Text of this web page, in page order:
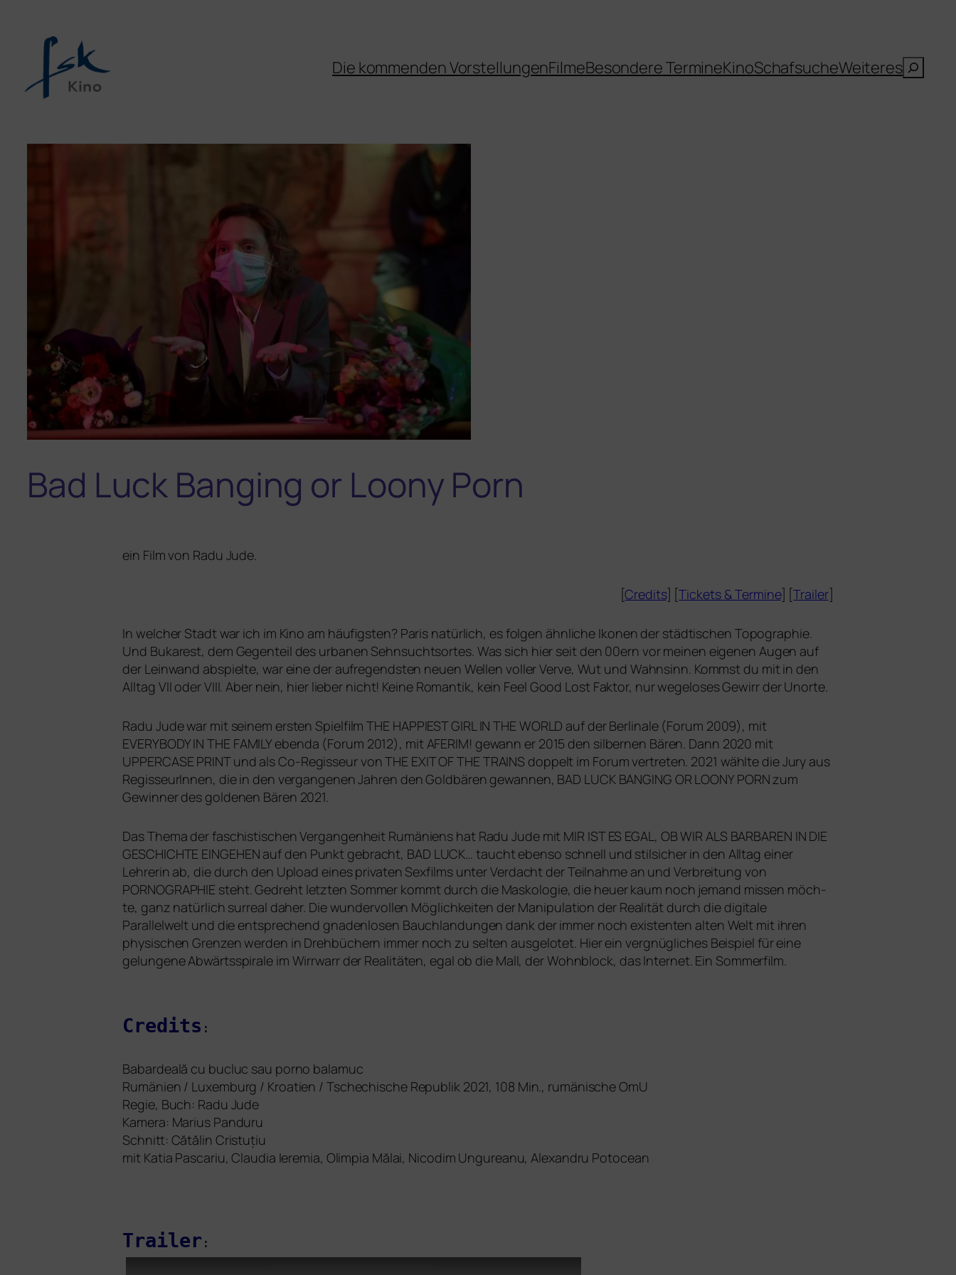
Die kommenden VorstellungenFilmeBesondere TermineKinoSchafsucheWeiteresSuchen
Bad Luck Banging or Loony Porn
ein Film von Radu Jude.
[Credits] [Tickets &Termine] [Trailer]
In wel­cher Stadt war ich im Kino am häu­figs­ten? Paris natür­lich, es fol­gen ähn­li­che Ikonen der städ­ti­schen Topographie.
Und Bukarest, dem Gegenteil des urba­nen Sehnsuchtsortes. Was sich hier seit den 00ern vor mei­nen eige­nen Augen auf
der Leinwand abspiel­te, war eine der auf­re­gends­ten neu­en Wellen vol­ler Verve, Wut und Wahnsinn. Kommst du mit in den
Alltag VII oderVIII. Aber nein, hier lie­ber nicht! Keine Romantik, kein Feel Good Lost Faktor, nur wegelo­ses Gewirr der Unorte.
Radu Jude war mit sei­nem ers­ten SpielfilmTHE HAPPIESTGIRL IN THE WORLD auf der Berlinale (Forum 2009), mit
EVERYBODYIN THE FAMILYeben­da (Forum 2012), mitAFERIM! gewann er 2015 den sil­ber­nen Bären. Dann 2020 mit
UPPERCASE PRINTund als Co-Regisseur vonTHE EXITOFTHE TRAINS dop­pelt im Forum ver­tre­ten. 2021 wähl­te die Jury aus
RegisseurInnen, die in den ver­gan­ge­nen Jahren den Goldbären gewan­nen, BAD LUCK BANGING OR LOONY PORNzum
Gewinner des gol­de­nen Bären 2021.
Das Thema der faschis­ti­schen Vergangenheit Rumäniens hat Radu Jude mit MIR IST ES EGAL, OBWIR ALS BARBAREN IN DIE
GESCHICHTE EINGEHEN auf den Punkt gebracht, BAD LUCK… taucht eben­so schnell und stil­si­cher in den Alltag einer
Lehrerin ab, die durch den Upload eines pri­va­ten Sexfilms unter Verdacht der Teilnahme an und Verbreitung von
PORNOGRAPHIE steht. Gedreht letz­ten Sommer kommt durch die Maskologie, die heu­er kaum noch jemand mis­sen möch­
te, ganz natür­lich sur­re­al daher. Die wun­der­vol­len Möglichkeiten der Manipulation der Realität durch die digi­ta­le
Parallelwelt und die ent­spre­chend gna­den­lo­sen Bauchlandungen dank der immer noch exis­ten­ten alten Welt mit ihren
phy­si­schen Grenzen wer­den in Drehbüchern immer noch zu sel­ten aus­ge­lo­tet. Hier ein ver­gnüg­li­ches Beispiel für eine
gelun­ge­ne Abwärtsspirale im Wirrwarr der Realitäten, egal ob die Mall, der Wohnblock, das Internet. Ein Sommerfilm.
Credits :
Babardeală cu bucluc sau por­no balamuc
Rumänien / Luxemburg / Kroatien / Tschechische Republik 2021, 108 Min., rumä­ni­sche OmU
Regie, Buch: Radu Jude
Kamera: Marius Panduru
Schnitt: Cătălin Cristuțiu
mit Katia Pascariu, Claudia Ieremia, Olimpia Mălai, Nicodim Ungureanu, Alexandru Potocean
Trailer :